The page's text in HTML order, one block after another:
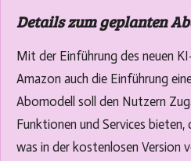
Details zum geplanten
Mit der Einführung des neuen
Amazon auch die Einführung
Abomodell soll den Nutzern
Funktionen und Services bieten,
was in der kostenlosen Version